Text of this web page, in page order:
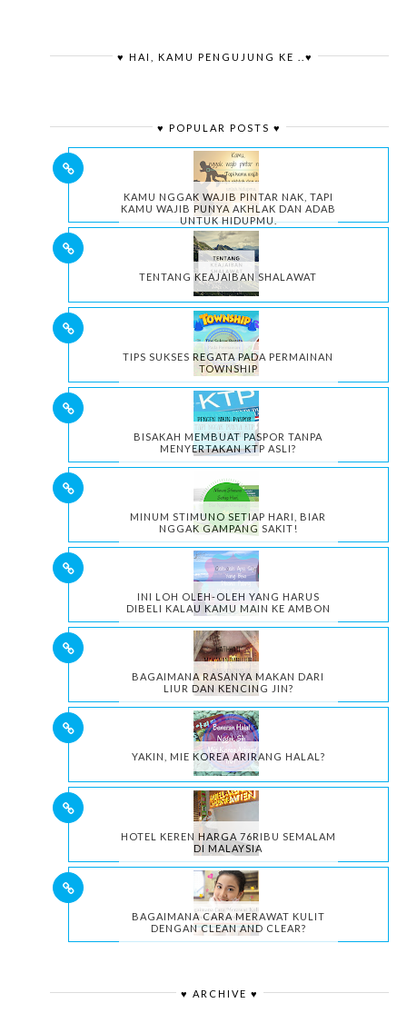
♥ HAI, KAMU PENGUJUNG KE ..♥
♥ POPULAR POSTS ♥
KAMU NGGAK WAJIB PINTAR NAK, TAPI
KAMU WAJIB PUNYA AKHLAK DAN ADAB
UNTUK HIDUPMU.
TENTANG KEAJAIBAN SHALAWAT
TIPS SUKSES REGATA PADA PERMAINAN
TOWNSHIP
BISAKAH MEMBUAT PASPOR TANPA
MENYERTAKAN KTP ASLI?
MINUM STIMUNO SETIAP HARI, BIAR
NGGAK GAMPANG SAKIT!
INI LOH OLEH-OLEH YANG HARUS
DIBELI KALAU KAMU MAIN KE AMBON
BAGAIMANA RASANYA MAKAN DARI
LIUR DAN KENCING JIN?
YAKIN, MIE KOREA ARIRANG HALAL?
HOTEL KEREN HARGA 76RIBU SEMALAM
DI MALAYSIA
BAGAIMANA CARA MERAWAT KULIT
DENGAN CLEAN AND CLEAR?
♥ ARCHIVE ♥